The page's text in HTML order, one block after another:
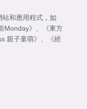
和應用程式，如
Monday》
《東方
親子童萌》
《經